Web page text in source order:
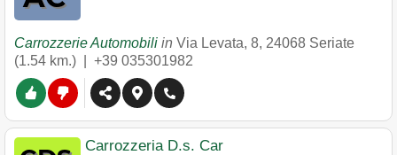
Carrozzerie Automobili in Via Levata, 8, 24068 Seriate
(1.54 km.) | +39 035301982
Carrozzeria D.s. Car